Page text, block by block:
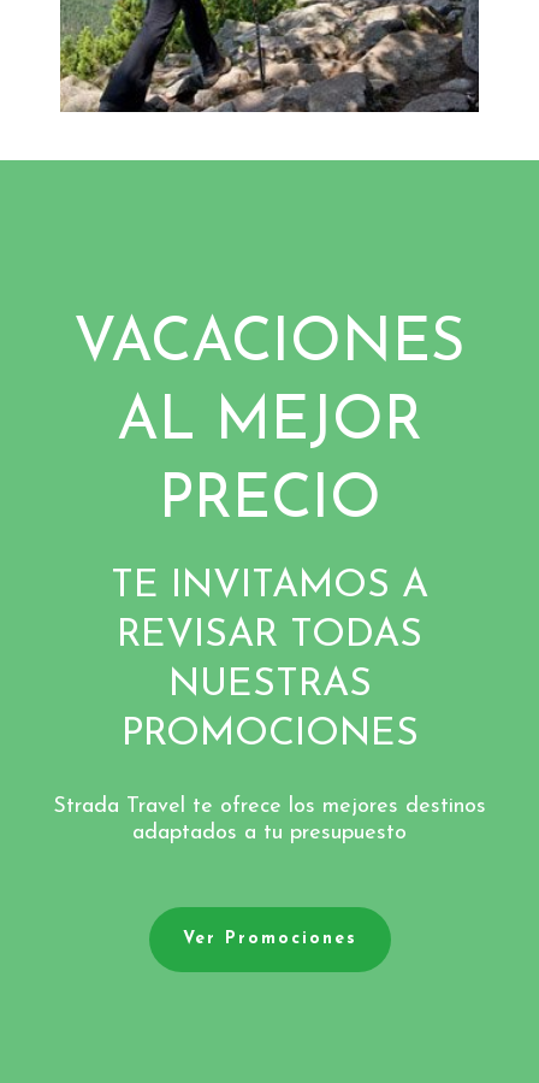
VACACIONES
AL MEJOR
PRECIO
TE INVITAMOS A
REVISAR TODAS
NUESTRAS
PROMOCIONES
Strada Travel te ofrece los mejores destinos
adaptados a tu presupuesto
Ver Promociones